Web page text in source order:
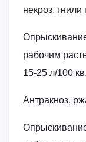
некроз, гнили
рабочим
15-25 л/100
Антракноз,